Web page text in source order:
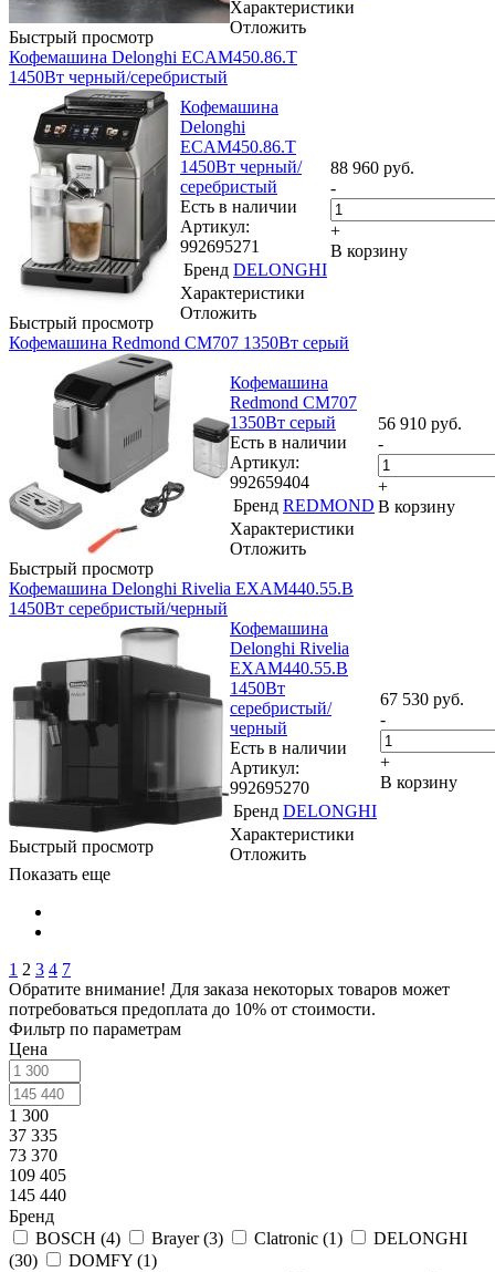
Быстрый просмотр
Характеристики
Отложить
Кофемашина Delonghi ECAM450.86.T
1450Вт черный/серебристый
Быстрый просмотр
Кофемашина
Delonghi
ECAM450.86.T
1450Вт черный/
серебристый
Есть в наличии
Артикул:
992695271
Бренд DELONGHI
Характеристики
Отложить
88 960 руб.
-
+
В корзину
Кофемашина Redmond CM707 1350Вт серый
Быстрый просмотр
Кофемашина
Redmond CM707
1350Вт серый
Есть в наличии
Артикул:
992659404
Бренд REDMOND
Характеристики
Отложить
56 910 руб.
-
+
В корзину
Кофемашина Delonghi Rivelia EXAM440.55.B
1450Вт серебристый/черный
Быстрый просмотр
Кофемашина
Delonghi Rivelia
EXAM440.55.B
1450Вт
серебристый/
черный
Есть в наличии
Артикул:
992695270
Бренд DELONGHI
Характеристики
Отложить
67 530 руб.
-
+
В корзину
Показать еще
1 2 3 4 7
Обратите внимание! Для заказа некоторых товаров может
потребоваться предоплата до 10% от стоимости.
Фильтр по параметрам
Цена
1 300
37 335
73 370
109 405
145 440
Бренд
BOSCH (4) Brayer (3) Clatronic (1)
DELONGHI
(30) DOMFY (1)